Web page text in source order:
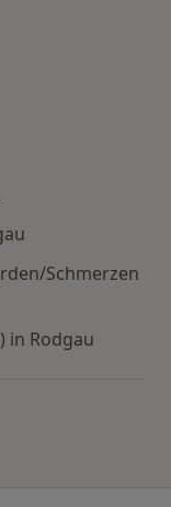
Schmerzen
in Rodgau